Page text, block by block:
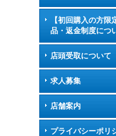
【初回購入の方限
品・返金制度につ
店頭受取について
求人募集
店舗案内
プライバシーポリ